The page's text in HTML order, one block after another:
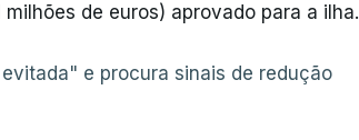
de euros) aprovado para a ilha.
e procura sinais de redução